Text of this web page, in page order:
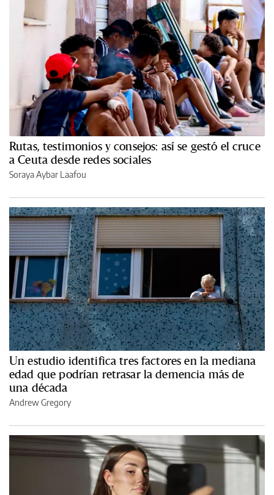
Rutas, testimonios y consejos: así se gestó el cruce
a Ceuta desde redes sociales
Soraya Aybar Laafou
Un estudio identifica tres factores en la mediana
edad que podrían retrasar la demencia más de
una década
Andrew Gregory